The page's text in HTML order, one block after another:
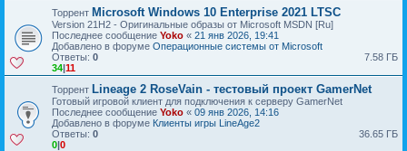
Торрент Microsoft Windows 10 Enterprise 2021 LTSC
Version 21H2 - Оригинальные образы от Microsoft MSDN [Ru]
Последнее сообщение Yoko « 21 янв 2026, 19:41
Добавлено в форуме Операционные системы от Microsoft
Ответы: 0
34|11
7.58 ГБ
Торрент Lineage 2 RoseVain - тестовый проект GamerNet
Готовый игровой клиент для подключения к серверу GamerNet
Последнее сообщение Yoko « 09 янв 2026, 14:16
Добавлено в форуме Клиенты игры LineAge2
Ответы: 0
0|0
36.65 ГБ